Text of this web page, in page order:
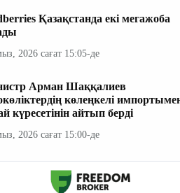
Қазақстанда екі мегажоба
2026 сағат 15:05-де
Арман Шаққалиев
көлеңкелі
күресетінін айтып берді
2026 сағат 15:00-де